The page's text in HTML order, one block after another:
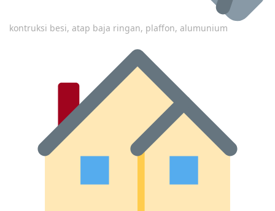
kontruksi besi, atap baja ringan, plaffon, alumunium